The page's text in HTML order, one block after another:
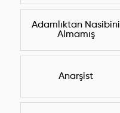
Adamlıktan Nasibini
Almamış
Anarşist